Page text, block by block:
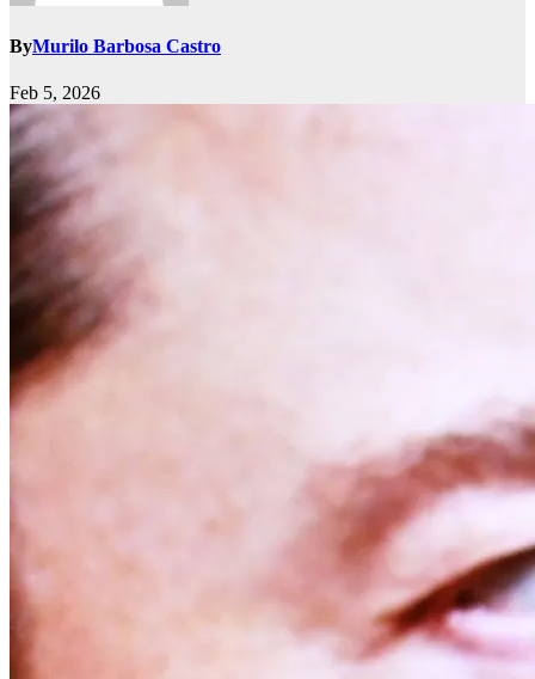
ByMurilo Barbosa Castro
Feb 5, 2026